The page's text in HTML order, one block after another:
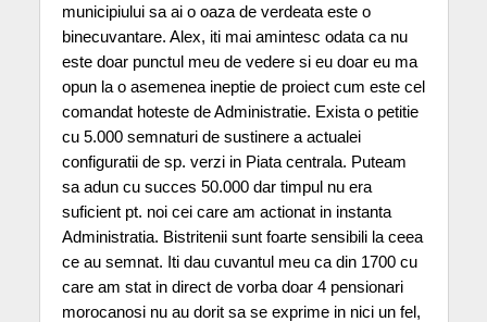
municipiului sa ai o oaza de verdeata este o
binecuvantare. Alex, iti mai amintesc odata ca nu
este doar punctul meu de vedere si eu doar eu ma
opun la o asemenea ineptie de proiect cum este cel
comandat hoteste de Administratie. Exista o petitie
cu 5.000 semnaturi de sustinere a actualei
configuratii de sp. verzi in Piata centrala. Puteam
sa adun cu succes 50.000 dar timpul nu era
suficient pt. noi cei care am actionat in instanta
Administratia. Bistritenii sunt foarte sensibili la ceea
ce au semnat. Iti dau cuvantul meu ca din 1700 cu
care am stat in direct de vorba doar 4 pensionari
morocanosi nu au dorit sa se exprime in nici un fel,